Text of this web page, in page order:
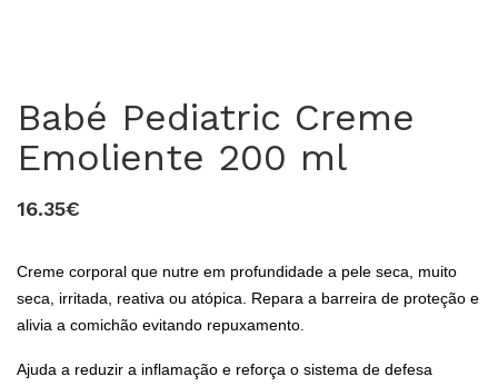
Babé Pediatric Creme
Emoliente 200 ml
16.35€
Creme corporal que nutre em profundidade a pele seca, muito
seca, irritada, reativa ou atópica. Repara a barreira de proteção e
alivia a comichão evitando repuxamento.
Ajuda a reduzir a inflamação e reforça o sistema de defesa